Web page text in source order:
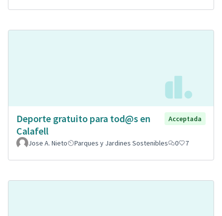
Deporte gratuito para tod@s en
Calafell
Acceptada
Jose A. Nieto Parques y Jardines Sostenibles 0 7